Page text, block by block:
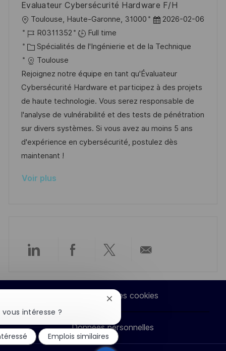
n c
h
a
g
e
u
p
o
s
e
Evaluateur Cybersécurité Hardware F/H
o
c
a
l
i
s
a
t
i
o
Toulouse, Haute-Garonne, 31000
D
t
d
’
a
f
f
i
2026-02-06
R
é
f
é
r
e
n
c
e
d
p
R0311352
Full time
C
a
t
é
g
o
r
i
e
Spécialités de l'Ingénierie et de la Technique
Toulouse
Rejoignez notre équipe en tant qu'Évaluateur
Cybersécurité Hardware et participez à des projets
de haute technologie. Vous serez responsable de
l'analyse de vulnérabilité et des tests de pénétration
sur divers systèmes. Si vous avez au moins 5 ans
d'expérience en cybersécurité, postulez dès
maintenant !
Voir plus
Partager
via
LinkedIn
Partager
via
Facebook
Partager
via
twitter
par
e-
mail
Paramètres des cookies
Données personnelles
intéresse ?
Fermer
notification
du
chatbot
Emplois similaires